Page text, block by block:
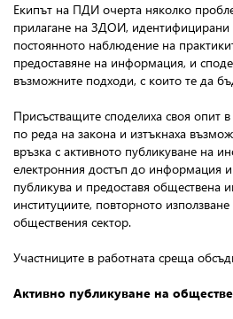
Екипът на ПДИ очерта няколко
прилагане на ЗДОИ, идентифицирани
постоянното наблюдение на
предоставяне на информация, и
възможните подходи, с които те да
Присъстващите споделиха своя опит
по реда на закона и изтъкнаха
връзка с активното публикуване на
електронния достъп до информация
публикува и предоставя обществена
институциите, повторното
обществения сектор.
Участниците в работната среща
Активно публикуване на